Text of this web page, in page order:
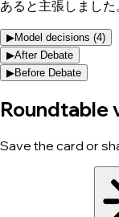
あると主張しました
▶Model decisions (4)
▶After Debate
▶Before Debate
Roundtable
Save the card or